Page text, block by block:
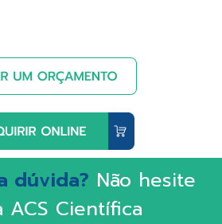
dúvida? Não hesite
Científica